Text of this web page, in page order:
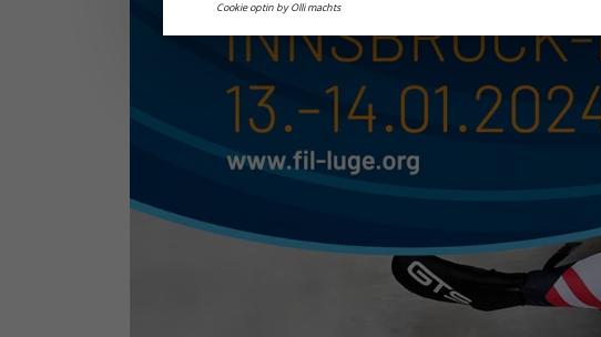
Cookie optin by Olli machts